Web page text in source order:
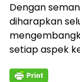
Dengan
diharapkan
setiap aspek